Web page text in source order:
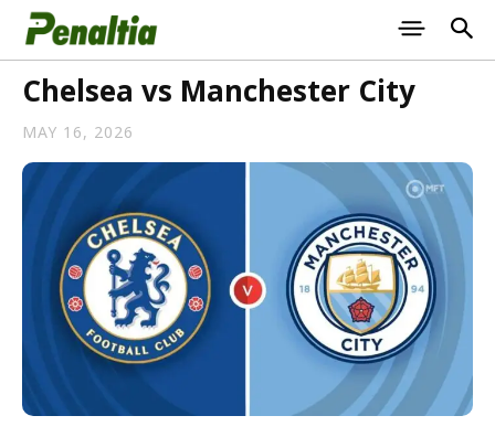
Chelsea vs Manchester City
MAY 16, 2026